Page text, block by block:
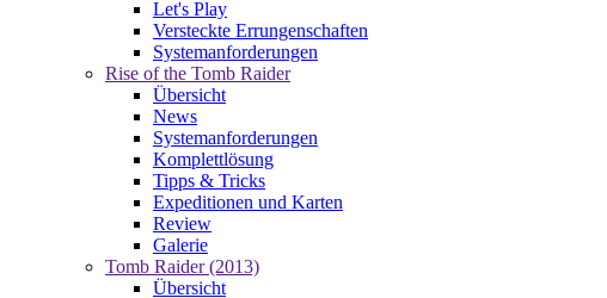
Let's Play
Versteckte Errungenschaften
Systemanforderungen
Rise of the Tomb Raider
Übersicht
News
Systemanforderungen
Komplettlösung
Tipps & Tricks
Expeditionen und Karten
Review
Galerie
Tomb Raider (2013)
Übersicht